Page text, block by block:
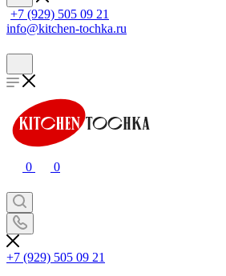
+7 (929) 505 09 21
info@kitchen-tochka.ru
0 0
+7 (929) 505 09 21